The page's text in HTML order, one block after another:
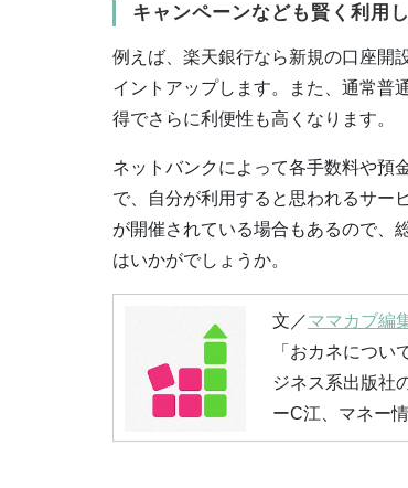
キャンペーンなども賢く利用し
例えば、楽天銀行なら新規の口座開
イントアップします。また、通常普
得でさらに利便性も高くなります。
ネットバンクによって各手数料や預
で、自分が利用すると思われるサー
が開催されている場合もあるので、
はいかがでしょうか。
文／ママカブ編
「おカネにつ
ジネス系出版社
ーC江、マネー